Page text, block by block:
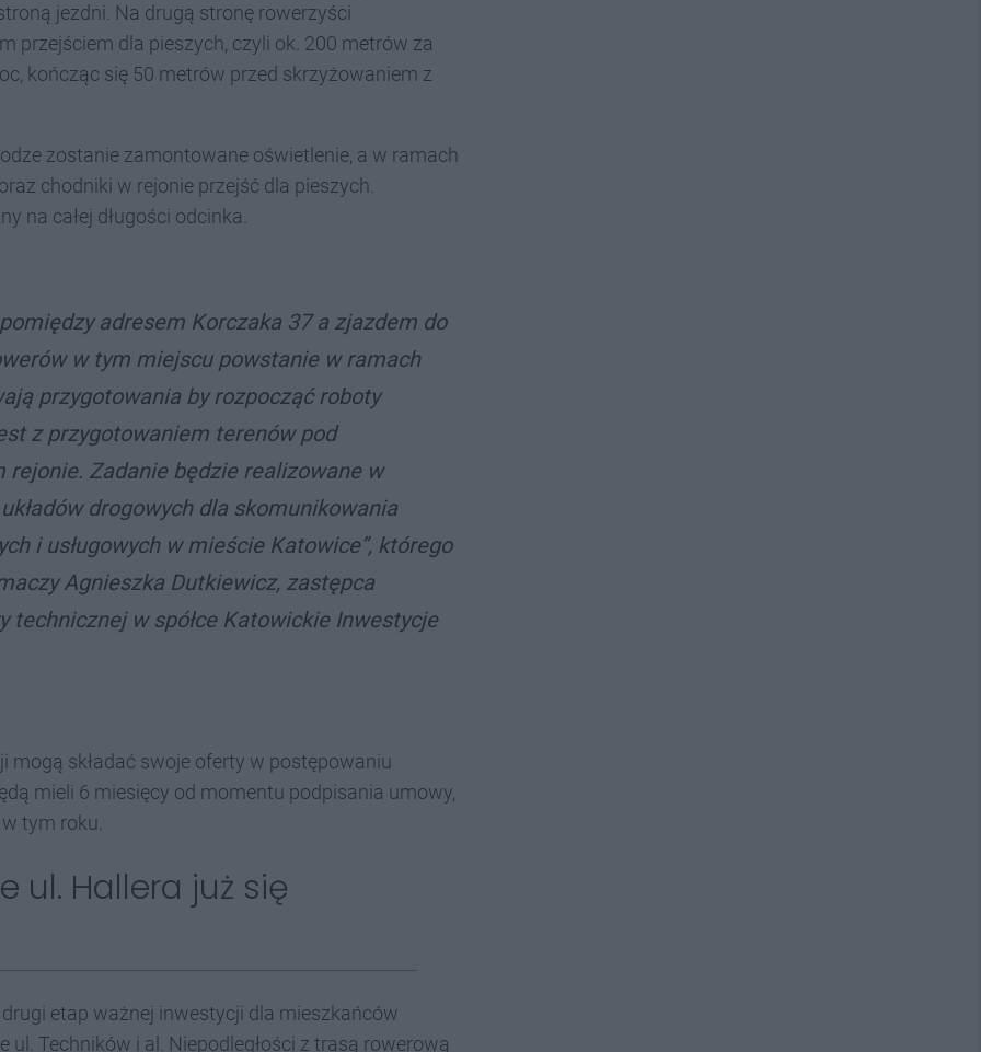
jezdni. Na drugą stronę rowerzyści
przejściem dla pieszych, czyli ok. 200 metrów za
kończąc się 50 metrów przed skrzyżowaniem z
zostanie zamontowane oświetlenie, a w ramach
chodniki w rejonie przejść dla pieszych.
na całej długości odcinka.
adresem Korczaka 37 a zjazdem do
w tym miejscu powstanie w ramach
przygotowania by rozpocząć roboty
z przygotowaniem terenów pod
Zadanie będzie realizowane w
drogowych dla skomunikowania
i usługowych w mieście Katowice”, którego
Agnieszka Dutkiewicz, zastępca
technicznej w spółce Katowickie Inwestycje
składać swoje oferty w postępowaniu
mieli 6 miesięcy od momentu podpisania umowy,
tym roku.
ul. Hallera już się
etap ważnej inwestycji dla mieszkańców
ul. Techników i al. Niepodległości z trasą rowerową